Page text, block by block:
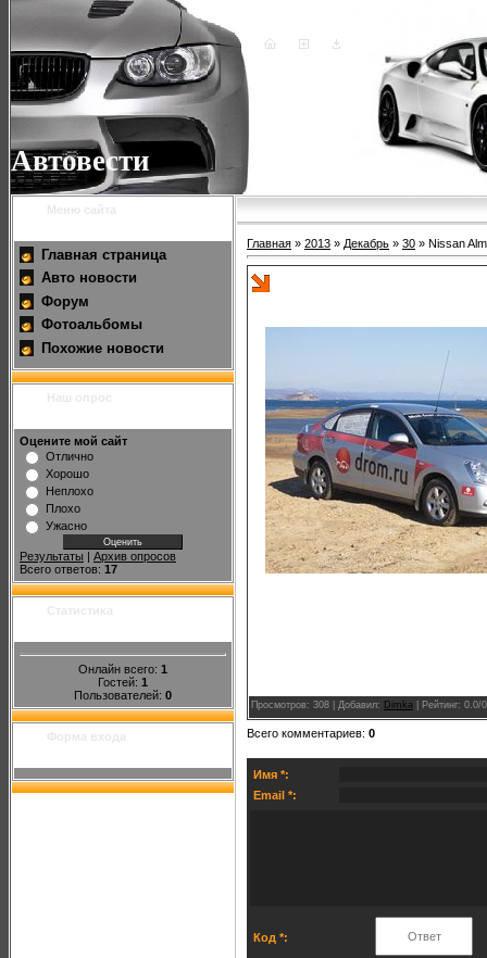
Автовести
Меню сайта
Главная страница
Авто новости
Форум
Фотоальбомы
Похожие новости
Наш опрос
Оцените мой сайт
Отлично
Хорошо
Неплохо
Плохо
Ужасно
Результаты | Архив опросов
Всего ответов: 17
Статистика
Онлайн всего: 1
Гостей: 1
Пользователей: 0
Форма входа
Главная » 2013 » Декабрь » 30 » Nissan
Просмотров: 308 | Добавил: Dimka Рейтинг: 0.0/0
Всего комментариев: 0
Имя *:
Email *:
Код *: